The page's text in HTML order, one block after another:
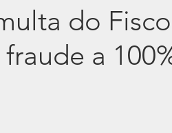
do
a